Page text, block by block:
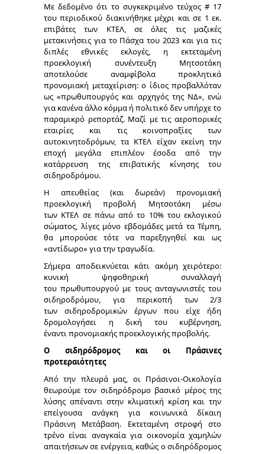
Με δεδομένο ότι το συγκεκριμένο τεύχος # 17
του περιοδικού διακινήθηκε μέχρι και σε 1 εκ.
επιβάτες των ΚΤΕΛ, σε όλες τις μαζικές
μετακινήσεις για το Πάσχα του 2023 και για τις
διπλές εθνικές εκλογές, η εκτεταμένη
προεκλογική συνέντευξη Μητσοτάκη
αποτελούσε αναμφίβολα προκλητικά
προνομιακή μεταχείριση: ο ίδιος προβαλλόταν
ως «πρωθυπουργός και αρχηγός της ΝΔ», ενώ
για κανένα άλλο κόμμα ή πολιτικό δεν υπήρχε το
παραμικρό ρεπορτάζ. Μαζί με τις αεροπορικές
εταιρίες και τις κοινοπραξίες των
αυτοκινητοδρόμων, τα ΚΤΕΛ είχαν εκείνη την
εποχή μεγάλα επιπλέον έσοδα από την
κατάρρευση της επιβατικής κίνησης του
σιδηροδρόμου.
Η απευθείας (και δωρεάν) προνομιακή
προεκλογική προβολή Μητσοτάκη μέσω
των ΚΤΕΛ σε πάνω από το 10% του εκλογικού
σώματος, λίγες μόνο εβδομάδες μετά τα Τέμπη,
θα μπορούσε τότε να παρεξηγηθεί και ως
«αντίδωρο» για την τραγωδία.
Σήμερα αποδεικνύεται κάτι ακόμη χειρότερο:
κυνική ψηφοθηρική συναλλαγή
του πρωθυπουργού με τους ανταγωνιστές του
σιδηροδρόμου, για περικοπή των 2/3
των σιδηροδρομικών έργων που είχε ήδη
δρομολογήσει η δική του κυβέρνηση,
έναντι προνομιακής προεκλογικής προβολής.
Ο σιδηρόδρομος και οι Πράσινες
προτεραιότητες
Από την πλευρά μας, οι Πράσινοι-Οικολογία
θεωρούμε τον σιδηρόδρομο βασικό μέρος της
λύσης απέναντι στην κλιματική κρίση και την
επείγουσα ανάγκη για κοινωνικά δίκαιη
Πράσινη Μετάβαση. Εκτεταμένη στροφή στο
τρένο είναι αναγκαία για οικονομία χαμηλών
απαιτήσεων σε ενέργεια, καθώς ο σιδηρόδρομος